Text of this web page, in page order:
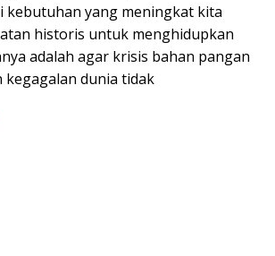
kebutuhan yang meningkat kita
historis untuk menghidupkan
adalah agar krisis bahan pangan
kegagalan dunia tidak